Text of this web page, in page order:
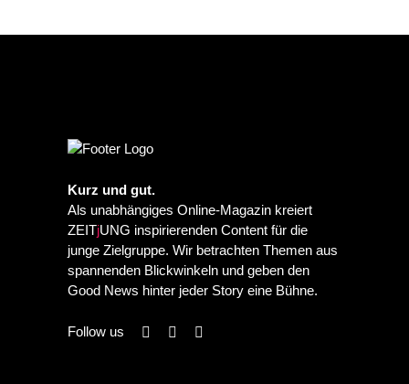
Kurz und gut.
Als unabhängiges Online-Magazin kreiert
ZEITjUNG inspirierenden Content für die
junge Zielgruppe. Wir betrachten Themen aus
spannenden Blickwinkeln und geben den
Good News hinter jeder Story eine Bühne.
Follow us